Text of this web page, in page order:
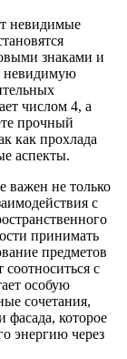
невидимые
знаками и
невидимую
числом 4, а
прочный
как прохлада
аспекты.
важен не только
с
принимать
предметов
с
особую
сочетания,
фасада, которое
энергию через